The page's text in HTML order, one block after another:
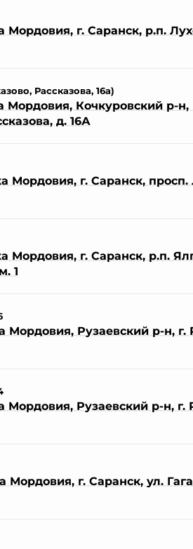
Мордовия, г. Саранск, р.п.
Рассказова, 16а)
Мордовия, Кочкуровский р-н,
д. 16А
Мордовия, г. Саранск, просп.
Мордовия, г. Саранск, р.п.
1
Мордовия, Рузаевский р-н, г.
Мордовия, Рузаевский р-н, г.
Мордовия, г. Саранск, ул.